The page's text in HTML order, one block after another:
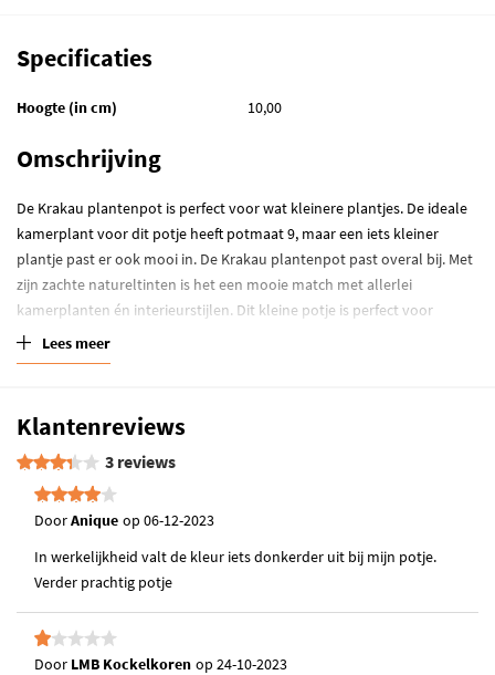
Omschrijving
De Krakau plantenpot is perfect voor wat kleinere plantjes. De ideale
kamerplant voor dit potje heeft potmaat 9, maar een iets kleiner
plantje past er ook mooi in. De Krakau plantenpot past overal bij. Met
zijn zachte natureltinten is het een mooie match met allerlei
kamerplanten én interieurstijlen. Dit kleine potje is perfect voor
kamerplanten met potmaat 9.
Lees meer
Specificaties
Hoogte (in cm) 10,00
Klantenreviews
3 reviews
DoorAnique op 06-12-2023
In werkelijkheid valt de kleur iets donkerder uit bij mijn potje.
Verder prachtig potje
Door LMB Kockelkoren op 24-10-2023